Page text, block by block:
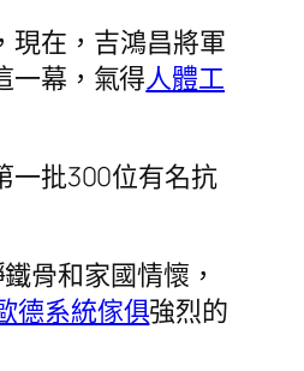
現在，吉鴻昌將軍
一幕，氣得人體工
一批300位有名抗
骨和家國情懷，
德系統傢俱強烈的